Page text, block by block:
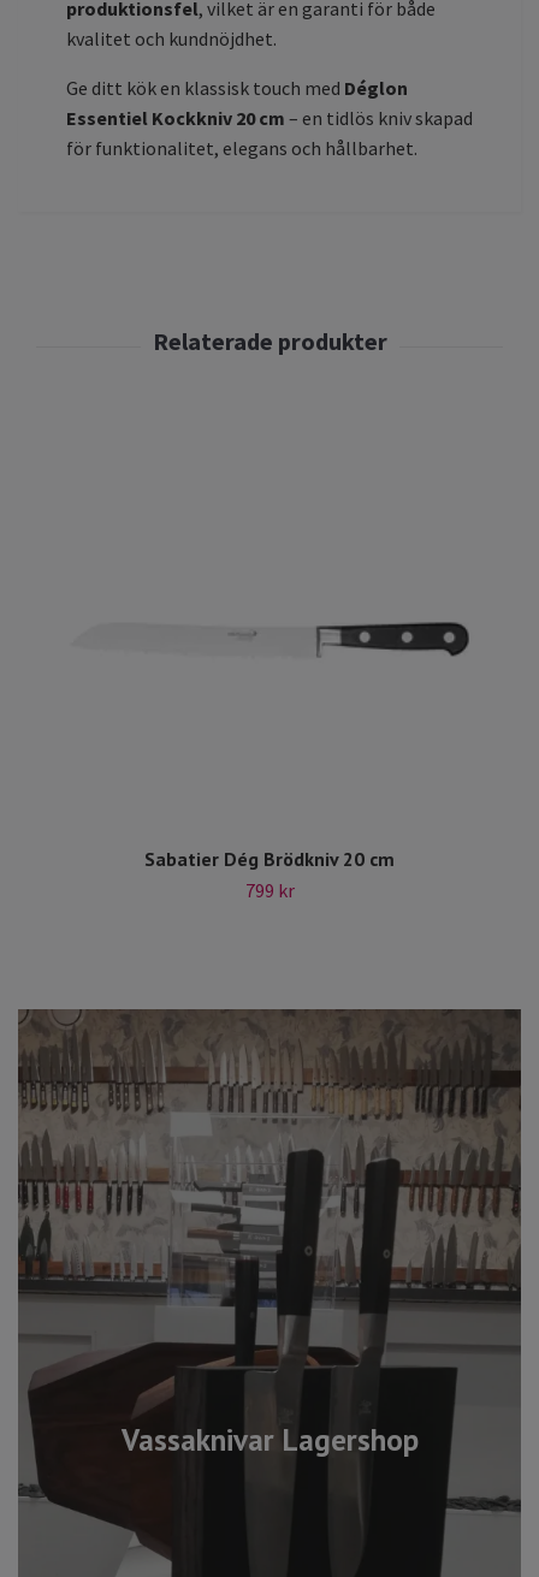
Vassaknivar Lagershop
produktionsfel, vilket är en garanti för både
kvalitet och kundnöjdhet.
Ge ditt kök en klassisk touch med Déglon
Essentiel Kockkniv 20 cm – en tidlös kniv skapad
för funktionalitet, elegans och hållbarhet.
Sabatier Dég Brödkniv 20 cm
799 kr